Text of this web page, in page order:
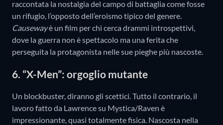
raccontata la nostalgia del campo di battaglia come fosse
un rifugio, l’opposto dell’eroismo tipico del genere.
Causewayè un film per chi cerca drammi introspettivi,
dove la guerra non è spettacolo ma una ferita che
perseguita la protagonista nelle sue pieghe più nascoste.
6. “X-Men”: orgoglio mutante
Un blockbuster, diranno gli scettici. Tutto il contrario, il
lavoro fatto da Lawrence su Mystica/Raven è
impressionante, quasi totalmente fisica. Nascosta nella